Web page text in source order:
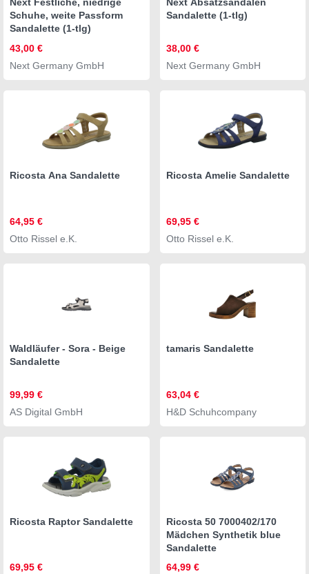
Schuhe, weite Passform
Sandalette (1-tlg)
43,00 €
Next Germany GmbH
Sandalette (1-tlg)
38,00 €
Next Germany GmbH
Ricosta Ana Sandalette
64,95 €
Otto Rissel e.K.
Ricosta Amelie Sandalette
69,95 €
Otto Rissel e.K.
Waldläufer - Sora - Beige
Sandalette
99,99 €
AS Digital GmbH
tamaris Sandalette
63,04 €
H&D Schuhcompany
Ricosta Raptor Sandalette
69,95 €
Ricosta 50 7000402/170
Mädchen Synthetik blue
Sandalette
64,99 €